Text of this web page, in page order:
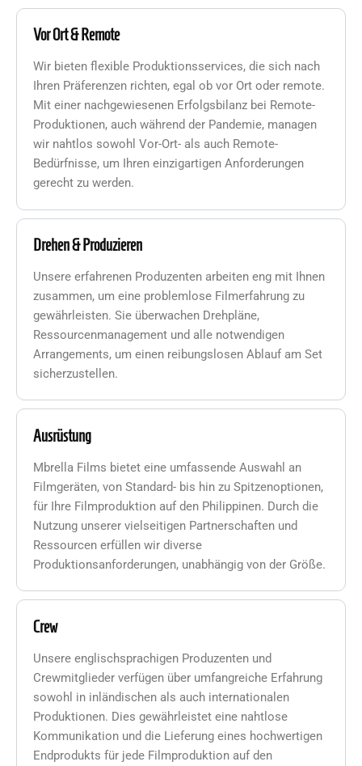
Vor Ort & Remote
Wir bieten flexible Produktionsservices, die sich nach
Ihren Präferenzen richten, egal ob vor Ort oder remote.
Mit einer nachgewiesenen Erfolgsbilanz bei Remote-
Produktionen, auch während der Pandemie, managen
wir nahtlos sowohl Vor-Ort- als auch Remote-
Bedürfnisse, um Ihren einzigartigen Anforderungen
gerecht zu werden.
Drehen & Produzieren
Unsere erfahrenen Produzenten arbeiten eng mit Ihnen
zusammen, um eine problemlose Filmerfahrung zu
gewährleisten. Sie überwachen Drehpläne,
Ressourcenmanagement und alle notwendigen
Arrangements, um einen reibungslosen Ablauf am Set
sicherzustellen.
Ausrüstung
Mbrella Films bietet eine umfassende Auswahl an
Filmgeräten, von Standard- bis hin zu Spitzenoptionen,
für Ihre Filmproduktion auf den Philippinen. Durch die
Nutzung unserer vielseitigen Partnerschaften und
Ressourcen erfüllen wir diverse
Produktionsanforderungen, unabhängig von der Größe.
Crew
Unsere englischsprachigen Produzenten und
Crewmitglieder verfügen über umfangreiche Erfahrung
sowohl in inländischen als auch internationalen
Produktionen. Dies gewährleistet eine nahtlose
Kommunikation und die Lieferung eines hochwertigen
Endprodukts für jede Filmproduktion auf den